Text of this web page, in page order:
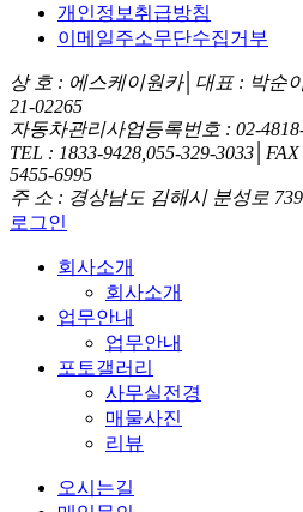
개인정보취급방침
이메일주소무단수집거부
상 호 : 에스케이원카│대표 : 박순
21-02265
자동차관리사업등록번호 : 02-
TEL : 1833-9428,055-329-
5455-6995
주 소 : 경상남도 김해시 분성로 739
로그인
회사소개
회사소개
업무안내
업무안내
포토갤러리
사무실전경
매물사진
리뷰
오시는길